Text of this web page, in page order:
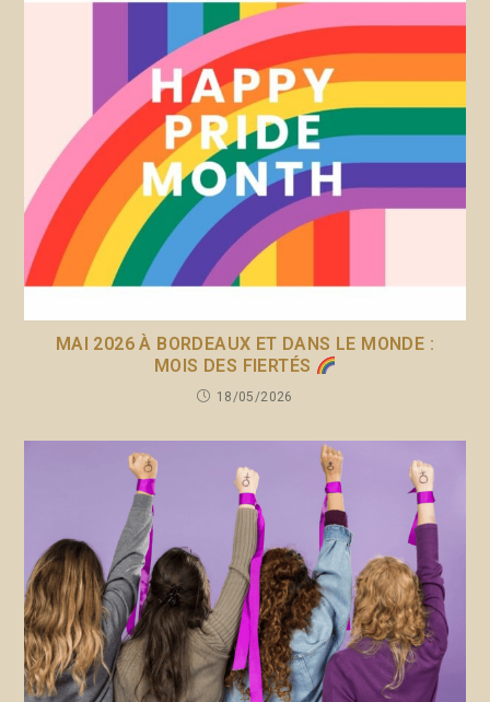
MAI 2026 À BORDEAUX ET DANS LE MONDE :
MOIS DES FIERTÉS
18/05/2026